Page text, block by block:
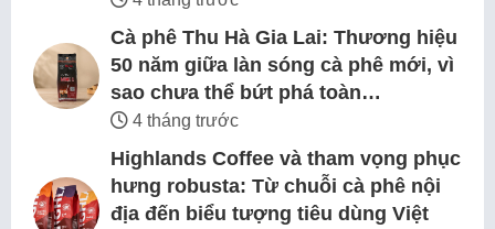
Cà phê Thu Hà Gia Lai: Thương hiệu
50 năm giữa làn sóng cà phê mới, vì
sao chưa thể bứt phá toàn…
4 tháng trước
Highlands Coffee và tham vọng phục
hưng robusta: Từ chuỗi cà phê nội
địa đến biểu tượng tiêu dùng Việt